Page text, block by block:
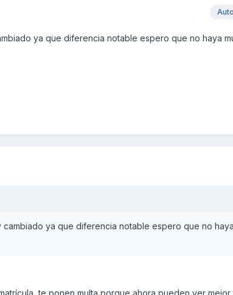
ya que diferencia notable espero que no haya
ya que diferencia notable espero que no
te ponen multa porque ahora pueden ver mejor